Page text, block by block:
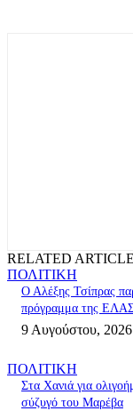
RELATED
ΠΟΛΙΤΙΚΗ
Ο Αλέξης Τσίπρας
πρόγραμμα της ΕΛΑΣ:
9 Αυγούστου, 2026
ΠΟΛΙΤΙΚΗ
Στα Χανιά για
σύζυγό του Μαρέβα